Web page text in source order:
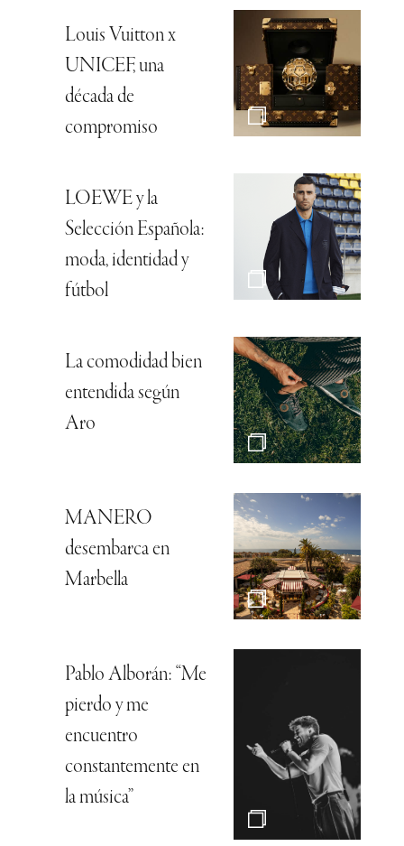
Louis Vuitton x
UNICEF, una
década de
compromiso
LOEWE y la
Selección Española:
moda, identidad y
fútbol
La comodidad bien
entendida según
Aro
MANERO
desembarca en
Marbella
Pablo Alborán: “Me
pierdo y me
encuentro
constantemente en
la música”